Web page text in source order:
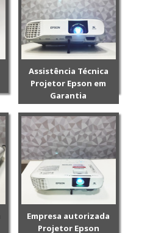
Assistência Técnica
Projetor Epson em
Garantia
Empresa autorizada
Projetor Epson